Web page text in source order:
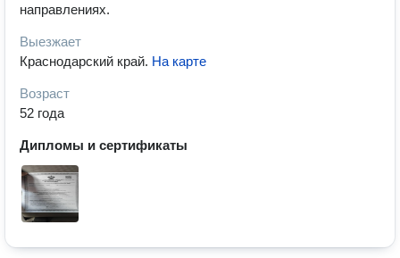
направлениях.
Выезжает
Краснодарский край. На карте
Возраст
52 года
Дипломы и сертификаты